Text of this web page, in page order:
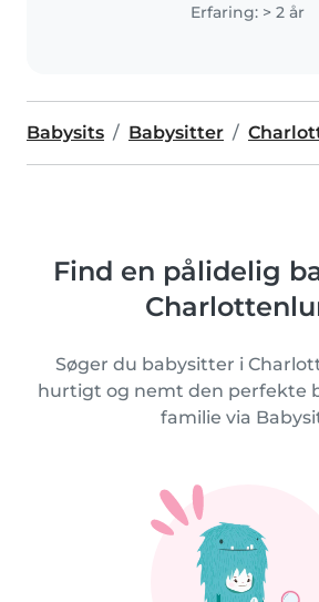
Erfaring: > 2 år
Babysits Babysitter
Find en pålidelig
Søger du babysitter i
hurtigt og nemt den perfekte
familie via